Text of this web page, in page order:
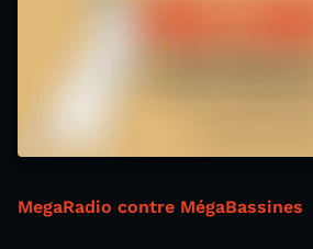
MegaRadio contre MégaBassines